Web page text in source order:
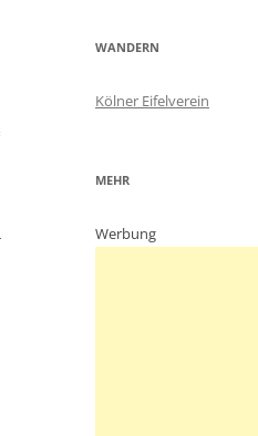
WANDERN
Kölner Eifelverein
MEHR
Werbung